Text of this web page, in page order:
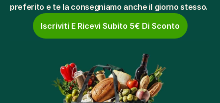
preferito e te la consegniamo anche il giorno stesso.
Iscriviti E Ricevi Subito 5€ Di Sconto